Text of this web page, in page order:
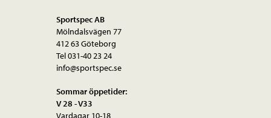
Sportspec AB
Mölndalsvägen 77
412 63 Göteborg
Tel 031-40 23 24
info@sportspec.se
Sommar öppetider:
V 28 - V33
Vardagar 10-18